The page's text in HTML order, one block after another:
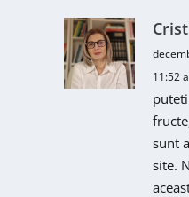
11:52
sunt
site.